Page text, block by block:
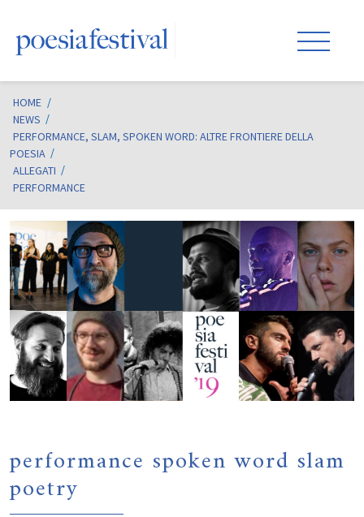
HOME /
NEWS
PERFORMANCE, SLAM, SPOKEN WORD: ALTRE FRONTIERE DELLA
POESIA
ALLEGATI
PERFORMANCE
performance spoken word slam
poetry